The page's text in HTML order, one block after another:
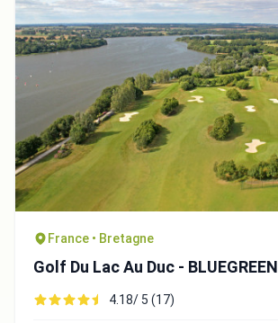
France • Bretagne
Golf Du Lac Au Duc - BLUEGREEN
4.18/ 5 (17)